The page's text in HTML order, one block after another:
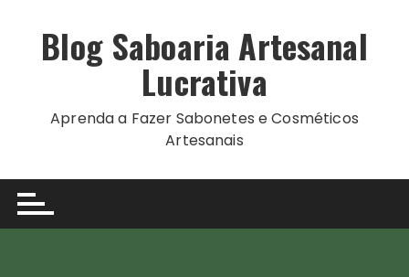
Blog Saboaria Artesanal
Lucrativa
Aprenda a Fazer Sabonetes e Cosméticos
Artesanais